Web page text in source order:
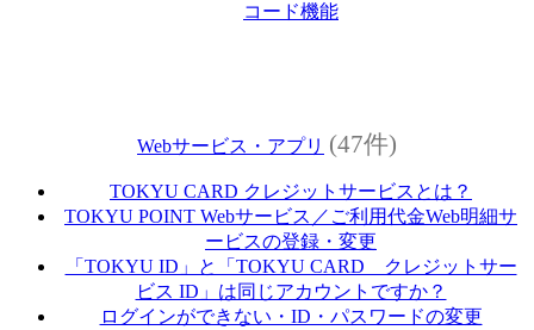
コード機能
Webサービス・アプリ (47件)
TOKYU CARD クレジットサービスとは？
TOKYU POINT Webサービス／ご利用代金Web明細サ
ービスの登録・変更
「TOKYU ID」と「TOKYU CARD クレジットサー
ビス ID」は同じアカウントですか？
ログインができない・ID・パスワードの変更